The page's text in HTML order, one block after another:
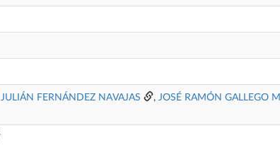
JULIÁN FERNÁNDEZ NAVAJAS , JOSÉ RAMÓN GALLEGO